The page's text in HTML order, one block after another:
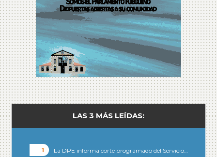
LAS 3 MÁS LEÍDAS:
La DPE informa corte programado del Servicio…